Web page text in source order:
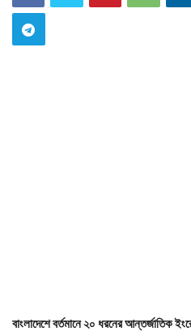
বাংলাদেশে বর্তমানে ২০ ধরনের আন্তর্জাতিক